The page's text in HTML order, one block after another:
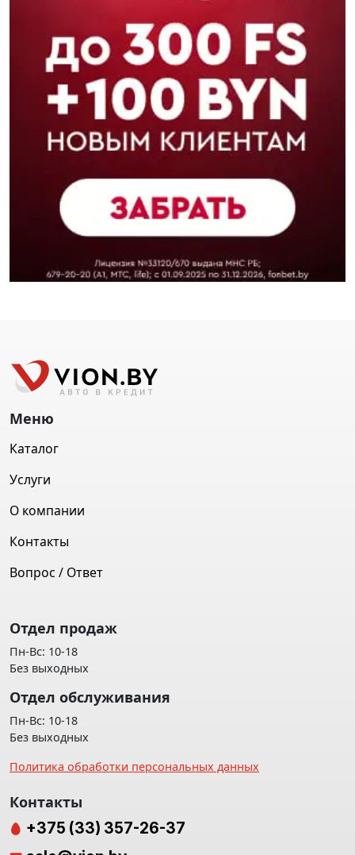
Меню
Каталог
Услуги
О компании
Контакты
Вопрос / Ответ
Отдел продаж
Пн-Вс: 10-18
Без выходных
Отдел обслуживания
Пн-Вс: 10-18
Без выходных
Политика обработки персональных данных
Контакты
+375 (33) 357-26-37